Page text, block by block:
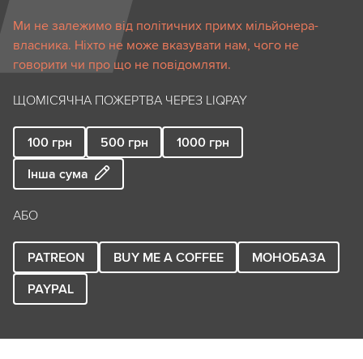
Ми не залежимо від політичних примх мільйонера-
власника. Ніхто не може вказувати нам, чого не
говорити чи про що не повідомляти.
ЩОМІСЯЧНА ПОЖЕРТВА ЧЕРЕЗ LIQPAY
100 грн 500 грн 1000 грн
Інша сума
АБО
PATREON BUY ME A COFFEE
МОНОБАЗА
PAYPAL